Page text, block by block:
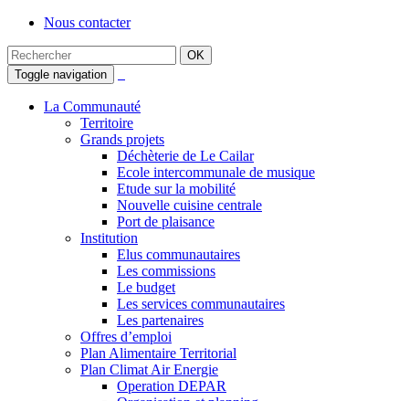
Nous contacter
Toggle navigation
La Communauté
Territoire
Grands projets
Déchèterie de Le Cailar
Ecole intercommunale de musique
Etude sur la mobilité
Nouvelle cuisine centrale
Port de plaisance
Institution
Elus communautaires
Les commissions
Le budget
Les services communautaires
Les partenaires
Offres d’emploi
Plan Alimentaire Territorial
Plan Climat Air Energie
Operation DEPAR